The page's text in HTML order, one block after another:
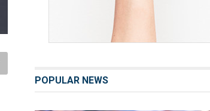
POPULAR NEWS